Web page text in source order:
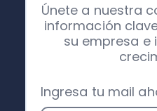
Únete a nuestra
información
su empresa e
Ingresa tu mail